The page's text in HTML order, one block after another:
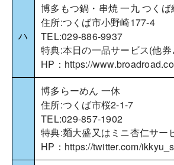
ハ
博多もつ鍋・串焼 一九 つくば
住所:つくば市小野崎177-4
TEL:029-886-9937
特典:本日の一品サービス(他
HP： https://
博多らーめん 一休
住所:つくば市桜2-1-7
TEL:029-857-1902
特典:麺大盛又はミニ杏仁サー
HP： https://twitter.com/